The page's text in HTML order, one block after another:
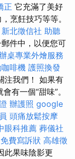
正 它充滿了美好
烹飪技巧等等。
新北徵信社 助聽
件中，以便您可
桌專業外燴服務
啡機 護照換發
注我們！ 如果有
有一個“甜味”。
辦護照 google
頭痛放鬆按摩
眼科推薦 葬儀社
免費寫訴狀 高雄徵
此果味陰影更